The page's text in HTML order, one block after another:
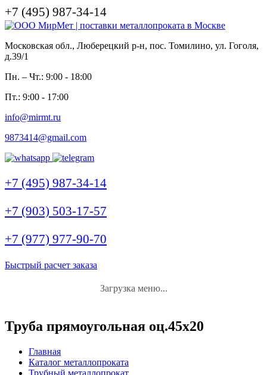
+7 (495) 987-34-14
Московская обл., Люберецкий р-н, пос. Томилино, ул. Гоголя,
д.39/1
Пн. – Чт.: 9:00 - 18:00
Пт.: 9:00 - 17:00
info@mirmt.ru
9873414@gmail.com
+7 (495) 987-34-14
+7 (903) 503-17-57
+7 (977) 977-90-70
Быстрый расчет заказа
Загрузка меню...
Труба прямоугольная оц.45х20
Главная
Каталог металлопроката
Трубный металлопрокат